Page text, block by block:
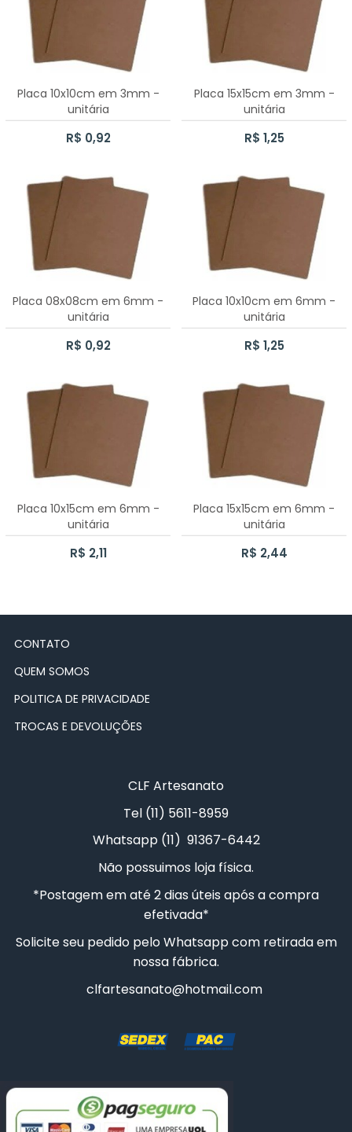
Placa 10x10cm em 3mm -
unitária
R$ 0,92
Placa 15x15cm em 3mm -
unitária
R$ 1,25
Placa 08x08cm em 6mm -
unitária
R$ 0,92
Placa 10x10cm em 6mm -
unitária
R$ 1,25
Placa 10x15cm em 6mm -
unitária
R$ 2,11
Placa 15x15cm em 6mm -
unitária
R$ 2,44
CONTATO
QUEM SOMOS
POLITICA DE PRIVACIDADE
TROCAS E DEVOLUÇÕES
CLF Artesanato
Tel (11) 5611-8959
Whatsapp (11) 91367-6442
Não possuimos loja física.
*Postagem em até 2 dias úteis após a compra
efetivada*
Solicite seu pedido pelo Whatsapp com retirada em
nossa fábrica.
clfartesanato@hotmail.com